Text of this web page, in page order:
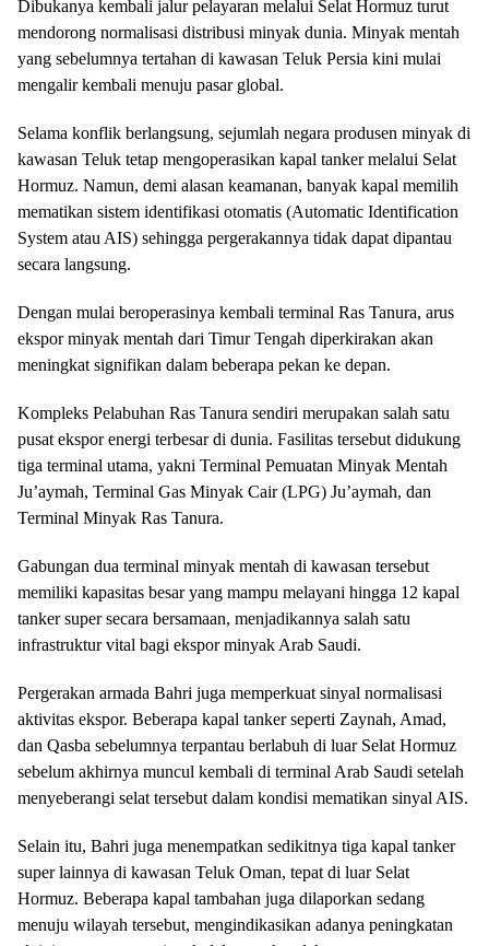
Dibukanya kembali jalur pelayaran melalui Selat Hormuz turut
mendorong normalisasi distribusi minyak dunia. Minyak mentah
yang sebelumnya tertahan di kawasan Teluk Persia kini mulai
mengalir kembali menuju pasar global.
Selama konflik berlangsung, sejumlah negara produsen minyak di
kawasan Teluk tetap mengoperasikan kapal tanker melalui Selat
Hormuz. Namun, demi alasan keamanan, banyak kapal memilih
mematikan sistem identifikasi otomatis (Automatic Identification
System atau AIS) sehingga pergerakannya tidak dapat dipantau
secara langsung.
Dengan mulai beroperasinya kembali terminal Ras Tanura, arus
ekspor minyak mentah dari Timur Tengah diperkirakan akan
meningkat signifikan dalam beberapa pekan ke depan.
Kompleks Pelabuhan Ras Tanura sendiri merupakan salah satu
pusat ekspor energi terbesar di dunia. Fasilitas tersebut didukung
tiga terminal utama, yakni Terminal Pemuatan Minyak Mentah
Ju’aymah, Terminal Gas Minyak Cair (LPG) Ju’aymah, dan
Terminal Minyak Ras Tanura.
Gabungan dua terminal minyak mentah di kawasan tersebut
memiliki kapasitas besar yang mampu melayani hingga 12 kapal
tanker super secara bersamaan, menjadikannya salah satu
infrastruktur vital bagi ekspor minyak Arab Saudi.
Pergerakan armada Bahri juga memperkuat sinyal normalisasi
aktivitas ekspor. Beberapa kapal tanker seperti Zaynah, Amad,
dan Qasba sebelumnya terpantau berlabuh di luar Selat Hormuz
sebelum akhirnya muncul kembali di terminal Arab Saudi setelah
menyeberangi selat tersebut dalam kondisi mematikan sinyal AIS.
Selain itu, Bahri juga menempatkan sedikitnya tiga kapal tanker
super lainnya di kawasan Teluk Oman, tepat di luar Selat
Hormuz. Beberapa kapal tambahan juga dilaporkan sedang
menuju wilayah tersebut, mengindikasikan adanya peningkatan